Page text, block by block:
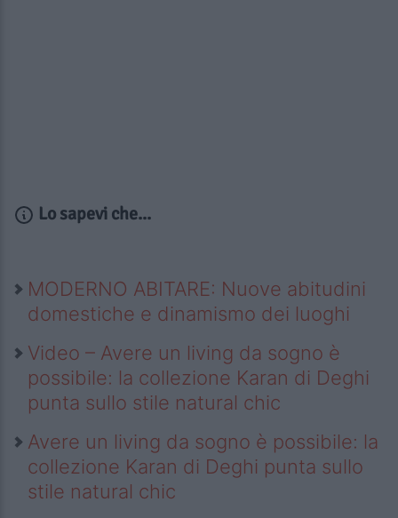
Lo sapevi che...
MODERNO ABITARE: Nuove abitudini
domestiche e dinamismo dei luoghi
Video – Avere un living da sogno è
possibile: la collezione Karan di Deghi
punta sullo stile natural chic
Avere un living da sogno è possibile: la
collezione Karan di Deghi punta sullo
stile natural chic